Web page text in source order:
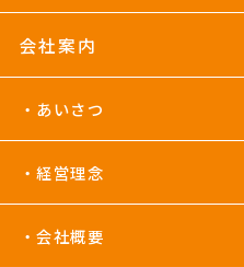
会社案内
あいさつ
経営理念
会社概要